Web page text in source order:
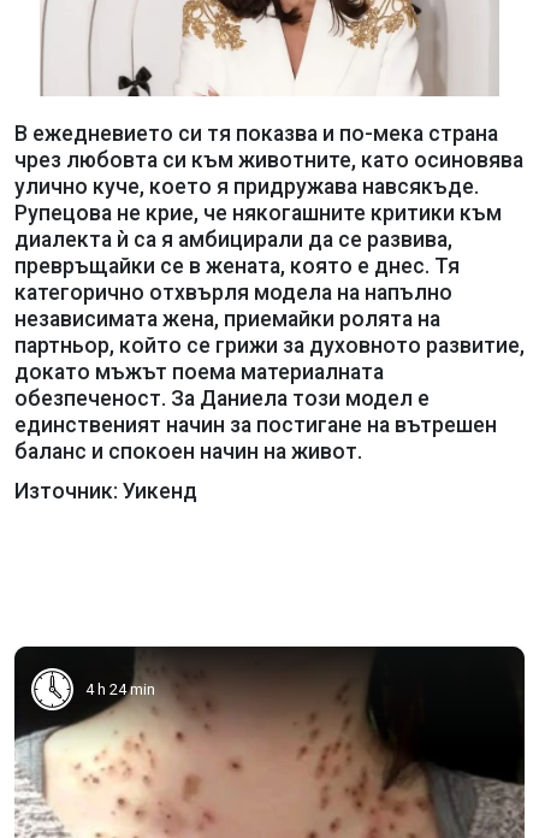
В ежедневието си тя показва и по-мека страна
чрез любовта си към животните, като осиновява
улично куче, което я придружава навсякъде.
Рупецова не крие, че някогашните критики към
диалекта ѝ са я амбицирали да се развива,
превръщайки се в жената, която е днес. Тя
категорично отхвърля модела на напълно
независимата жена, приемайки ролята на
партньор, който се грижи за духовното развитие,
докато мъжът поема материалната
обезпеченост. За Даниела този модел е
единственият начин за постигане на вътрешен
баланс и спокоен начин на живот.
Източник: Уикенд
4 h 24 min